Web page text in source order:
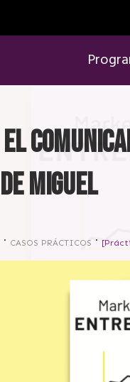
Miguel
CASOS PRÁCTICOS